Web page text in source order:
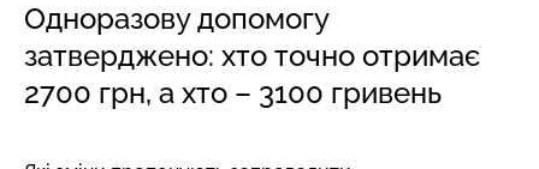
Одноразову допомогу
затверджено: хто точно отримає
2700 грн, а хто – 3100 гривень